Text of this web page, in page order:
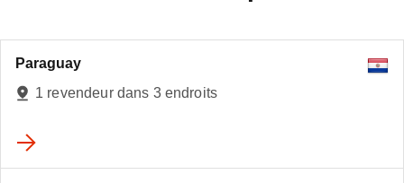
Paraguay
1 revendeur dans 3 endroits